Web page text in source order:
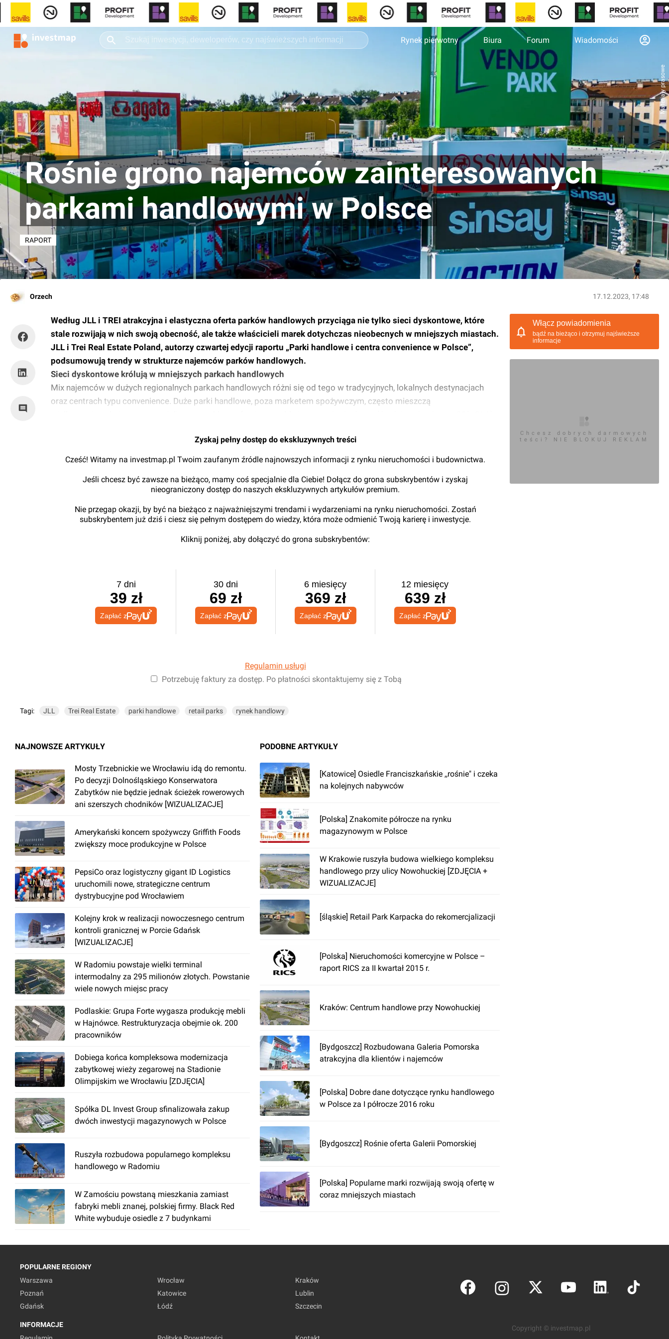
Rynek pierwotny Biura Forum Wiadomości
Materiały prasowe
Rośnie grono najemców zainteresowanych
parkami handlowymi w Polsce
RAPORT
Orzech 17.12.2023, 17:48
Według JLL i TREI atrakcyjna i elastyczna oferta parków handlowych przyciąga nie tylko sieci dyskontowe, które
stale rozwijają w nich swoją obecność, ale także właścicieli marek dotychczas nieobecnych w mniejszych miastach.
JLL i Trei Real Estate Poland, autorzy czwartej edycji raportu „Parki handlowe i centra convenience w Polsce”,
podsumowują trendy w strukturze najemców parków handlowych.
Sieci dyskontowe królują w mniejszych parkach handlowych
Mix najemców w dużych regionalnych parkach handlowych różni się od tego w tradycyjnych, lokalnych destynacjach
oraz centrach typu convenience. Duże parki handlowe, poza marketem spożywczym, często mieszczą
Zyskaj pełny dostęp do ekskluzywnych treści
Cześć! Witamy na investmap.pl Twoim zaufanym źródle najnowszych informacji z rynku nieruchomości i budownictwa.
Jeśli chcesz być zawsze na bieżąco, mamy coś specjalnie dla Ciebie! Dołącz do grona subskrybentów i zyskaj
nieograniczony dostęp do naszych ekskluzywnych artykułów premium.
Nie przegap okazji, by być na bieżąco z najważniejszymi trendami i wydarzeniami na rynku nieruchomości. Zostań
subskrybentem już dziś i ciesz się pełnym dostępem do wiedzy, która może odmienić Twoją karierę i inwestycje.
Kliknij poniżej, aby dołączyć do grona subskrybentów:
7 dni
39 zł
Zapłać z
30 dni
69 zł
Zapłać z
6 miesięcy
369 zł
Zapłać z
12 miesięcy
639 zł
Zapłać z
Regulamin usługi
Potrzebuję faktury za dostęp. Po płatności skontaktujemy się z Tobą
Tagi: JLL Trei Real Estate parki handlowe retail parks rynek handlowy
NAJNOWSZE ARTYKUŁY
Mosty Trzebnickie we Wrocławiu idą do remontu.
Po decyzji Dolnośląskiego Konserwatora
Zabytków nie będzie jednak ścieżek rowerowych
ani szerszych chodników [WIZUALIZACJE]
Amerykański koncern spożywczy Griffith Foods
zwiększy moce produkcyjne w Polsce
PepsiCo oraz logistyczny gigant ID Logistics
uruchomili nowe, strategiczne centrum
dystrybucyjne pod Wrocławiem
Kolejny krok w realizacji nowoczesnego centrum
kontroli granicznej w Porcie Gdańsk
[WIZUALIZACJE]
W Radomiu powstaje wielki terminal
intermodalny za 295 milionów złotych. Powstanie
wiele nowych miejsc pracy
Podlaskie: Grupa Forte wygasza produkcję mebli
w Hajnówce. Restrukturyzacja obejmie ok. 200
pracowników
Dobiega końca kompleksowa modernizacja
zabytkowej wieży zegarowej na Stadionie
Olimpijskim we Wrocławiu [ZDJĘCIA]
Spółka DL Invest Group sfinalizowała zakup
dwóch inwestycji magazynowych w Polsce
Ruszyła rozbudowa popularnego kompleksu
handlowego w Radomiu
W Zamościu powstaną mieszkania zamiast
fabryki mebli znanej, polskiej firmy. Black Red
White wybuduje osiedle z 7 budynkami
PODOBNE ARTYKUŁY
[Katowice] Osiedle Franciszkańskie ,,rośnie" i czeka
na kolejnych nabywców
[Polska] Znakomite półrocze na rynku
magazynowym w Polsce
W Krakowie ruszyła budowa wielkiego kompleksu
handlowego przy ulicy Nowohuckiej [ZDJĘCIA +
WIZUALIZACJE]
[śląskie] Retail Park Karpacka do rekomercjalizacji
[Polska] Nieruchomości komercyjne w Polsce –
raport RICS za II kwartał 2015 r.
Kraków: Centrum handlowe przy Nowohuckiej
[Bydgoszcz] Rozbudowana Galeria Pomorska
atrakcyjna dla klientów i najemców
[Polska] Dobre dane dotyczące rynku handlowego
w Polsce za I półrocze 2016 roku
[Bydgoszcz] Rośnie oferta Galerii Pomorskiej
[Polska] Popularne marki rozwijają swoją ofertę w
coraz mniejszych miastach
Włącz powiadomienia
bądź na bieżąco i otrzymuj najświeższe
informacje
Chcesz dobrych darmowych
teści? NIE BLOKUJ REKLAM
POPULARNE REGIONY
Warszawa
Wrocław
Kraków
Poznań
Katowice
Lublin
Gdańsk
Łódź Szczecin
INFORMACJE
Copyright © investmap.pl